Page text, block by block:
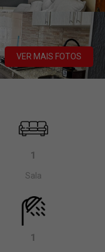
VER MAIS FOTOS
1
Sala
1